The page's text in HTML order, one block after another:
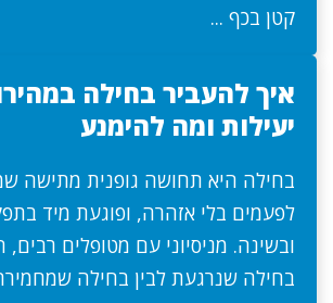
קטן בכף ...
איך להעביר בחילה
יעילות ומה להימנע
בחילה היא תחושה גופנית מתישה
לפעמים בלי אזהרה, ופוגעת מיד
ובשינה. מניסיוני עם מטופלים רבים,
בחילה שנרגעת לבין בחילה